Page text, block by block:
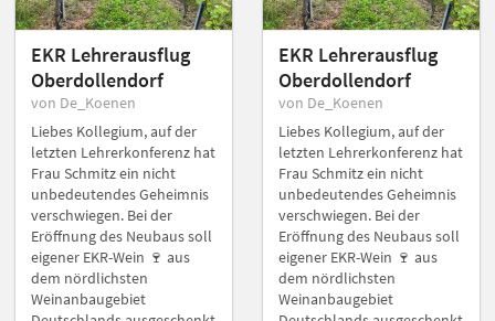
EKR Lehrerausflug
Oberdollendorf
von De_Koenen
Liebes Kollegium, auf der
letzten Lehrerkonferenz hat
Frau Schmitz ein nicht
unbedeutendes Geheimnis
verschwiegen. Bei der
Eröffnung des Neubaus soll
eigener EKR-Wein 🍷 aus
dem nördlichsten
Weinanbaugebiet
EKR Lehrerausflug
Oberdollendorf
von De_Koenen
Liebes Kollegium, auf der
letzten Lehrerkonferenz hat
Frau Schmitz ein nicht
unbedeutendes Geheimnis
verschwiegen. Bei der
Eröffnung des Neubaus soll
eigener EKR-Wein 🍷 aus
dem nördlichsten
Weinanbaugebiet